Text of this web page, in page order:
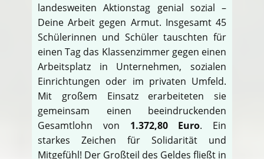
landesweiten Aktionstag genial sozial –
Deine Arbeit gegen Armut. Insgesamt 45
Schülerinnen und Schüler tauschten für
einen Tag das Klassenzimmer gegen einen
Arbeitsplatz in Unternehmen, sozialen
Einrichtungen oder im privaten Umfeld.
Mit großem Einsatz erarbeiteten sie
gemeinsam einen beeindruckenden
Gesamtlohn von 1.372,80 Euro. Ein
starkes Zeichen für Solidarität und
Mitgefühl! Der Großteil des Geldes fließt in